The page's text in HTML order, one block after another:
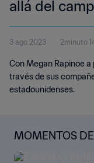
allá del
3 ago 2023 2minuto
Con Megan Rapinoe
través de sus
estadounidenses.
MOMENTOS